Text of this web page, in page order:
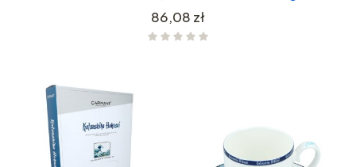
Cena
86,08 zł